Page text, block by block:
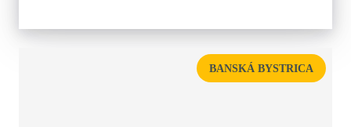
BANSKÁ BYSTRICA